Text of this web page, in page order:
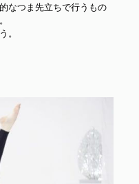
なつま先立ちで行うもの
。